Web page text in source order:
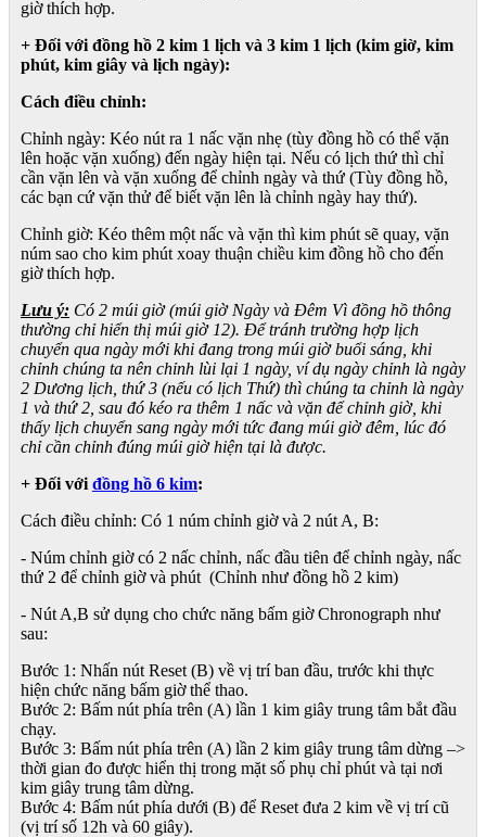
giờ thích hợp.
+ Đối với đồng hồ 2 kim 1 lịch và 3 kim 1 lịch (kim giờ, kim
phút, kim giây và lịch ngày):
Cách điều chỉnh:
Chỉnh ngày: Kéo nút ra 1 nấc vặn nhẹ (tùy đồng hồ có thể vặn
lên hoặc vặn xuống) đến ngày hiện tại. Nếu có lịch thứ thì chỉ
cần vặn lên và vặn xuống để chỉnh ngày và thứ (Tùy đồng hồ,
các bạn cứ vặn thử để biết vặn lên là chỉnh ngày hay thứ).
Chỉnh giờ: Kéo thêm một nấc và vặn thì kim phút sẽ quay, vặn
núm sao cho kim phút xoay thuận chiều kim đồng hồ cho đến
giờ thích hợp.
Lưu ý: Có 2 múi giờ (múi giờ Ngày và Đêm Vì đồng hồ thông
thường chỉ hiển thị múi giờ 12). Để tránh trường hợp lịch
chuyển qua ngày mới khi đang trong múi giờ buổi sáng, khi
chỉnh chúng ta nên chỉnh lùi lại 1 ngày, ví dụ ngày chỉnh là ngày
2 Dương lịch, thứ 3 (nếu có lịch Thứ) thì chúng ta chỉnh là ngày
1 và thứ 2, sau đó kéo ra thêm 1 nấc và vặn để chỉnh giờ, khi
thấy lịch chuyển sang ngày mới tức đang múi giờ đêm, lúc đó
chỉ cần chỉnh đúng múi giờ hiện tại là được.
+ Đối với đồng hồ 6 kim:
Cách điều chỉnh: Có 1 núm chỉnh giờ và 2 nút A, B:
- Núm chỉnh giờ có 2 nấc chỉnh, nấc đầu tiên để chỉnh ngày, nấc
thứ 2 để chỉnh giờ và phút (Chỉnh như đồng hồ 2 kim)
- Nút A,B sử dụng cho chức năng bấm giờ Chronograph như
sau:
Bước 1: Nhấn nút Reset (B) về vị trí ban đầu, trước khi thực
hiện chức năng bấm giờ thể thao.
Bước 2: Bấm nút phía trên (A) lần 1 kim giây trung tâm bắt đầu
chạy.
Bước 3: Bấm nút phía trên (A) lần 2 kim giây trung tâm dừng –>
thời gian đo được hiển thị trong mặt số phụ chỉ phút và tại nơi
kim giây trung tâm dừng.
Bước 4: Bấm nút phía dưới (B) để Reset đưa 2 kim về vị trí cũ
(vị trí số 12h và 60 giây).